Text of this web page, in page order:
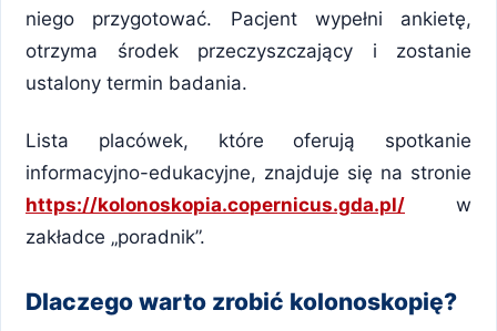
niego przygotować. Pacjent wypełni ankietę,
otrzyma środek przeczyszczający i zostanie
ustalony termin badania.
Lista placówek, które oferują spotkanie
informacyjno-edukacyjne, znajduje się na stronie
https://kolonoskopia.copernicus.gda.pl/ w
zakładce „poradnik”.
Dlaczego warto zrobić kolonoskopię?